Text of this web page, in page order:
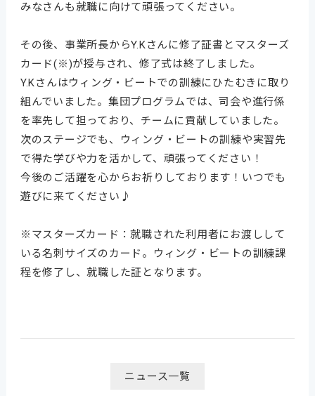
みなさんも就職に向けて頑張ってください。
その後、事業所長からY.Kさんに修了証書とマスターズ
カード(※)が授与され、修了式は終了しました。
Y.Kさんはウィング・ビートでの訓練にひたむきに取り
組んでいました。集団プログラムでは、司会や進行係
を率先して担っており、チームに貢献していました。
次のステージでも、ウィング・ビートの訓練や実習先
で得た学びや力を活かして、頑張ってください！
今後のご活躍を心からお祈りしております！いつでも
遊びに来てください♪
※マスターズカード：就職された利用者にお渡しして
いる名刺サイズのカード。ウィング・ビートの訓練課
程を修了し、就職した証となります。
ニュース一覧